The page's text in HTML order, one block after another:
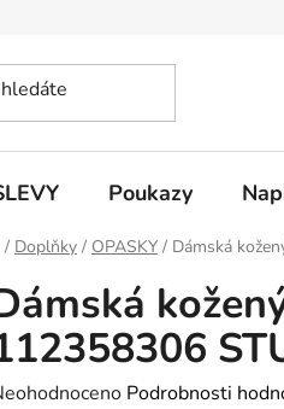
PLATBY
Poukazy
Domů
/ Doplňky / OPASKY / Dámská
Podrobnosti